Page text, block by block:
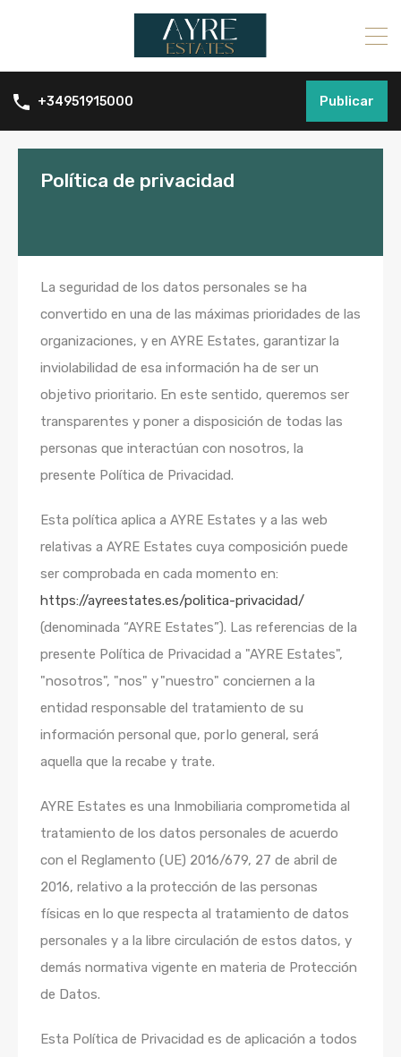
+34951915000 Publicar
Política de privacidad
La seguridad de los datos personales se ha
convertido en una de las máximas prioridades de las
organizaciones, y en AYRE Estates, garantizar la
inviolabilidad de esa información ha de ser un
objetivo prioritario. En este sentido, queremos ser
transparentes y poner a disposición de todas las
personas que interactúan con nosotros, la
presente Política de Privacidad.
Esta política aplica a AYRE Estates y a las web
relativas a AYRE Estates cuya composición puede
ser comprobada en cada momento en:
https://ayreestates.es/politica-privacidad/
(denominada “AYRE Estates”). Las referencias de la
presente Política de Privacidad a "AYRE Estates",
"nosotros", "nos" y "nuestro" conciernen a la
entidad responsable del tratamiento de su
información personal que, por lo general, será
aquella que la recabe y trate.
AYRE Estates es una Inmobiliaria comprometida al
tratamiento de los datos personales de acuerdo
con el Reglamento (UE) 2016/679, 27 de abril de
2016, relativo a la protección de las personas
físicas en lo que respecta al tratamiento de datos
personales y a la libre circulación de estos datos, y
demás normativa vigente en materia de Protección
de Datos.
Esta Política de Privacidad es de aplicación a todos